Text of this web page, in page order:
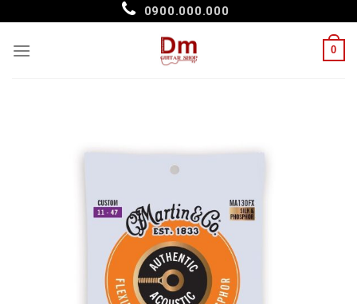
content
0900.000.000
0